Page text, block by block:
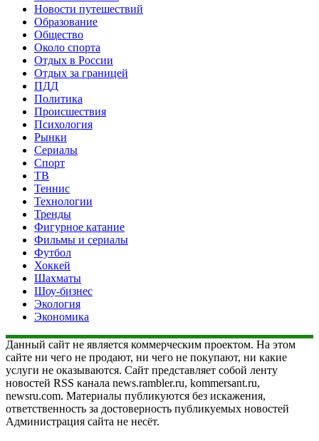
Новости путешествий
Образование
Общество
Около спорта
Отдых в России
Отдых за границей
ПДД
Политика
Происшествия
Психология
Рынки
Сериалы
Спорт
ТВ
Теннис
Технологии
Тренды
Фигурное катание
Фильмы и сериалы
Футбол
Хоккей
Шахматы
Шоу-бизнес
Экология
Экономика
Данный сайт не является коммерческим проектом. На этом
сайте ни чего не продают, ни чего не покупают, ни какие
услуги не оказываются. Сайт представляет собой ленту
новостей RSS канала news.rambler.ru, kommersant.ru,
newsru.com. Материалы публикуются без искажения,
ответственность за достоверность публикуемых новостей
Администрация сайта не несёт.